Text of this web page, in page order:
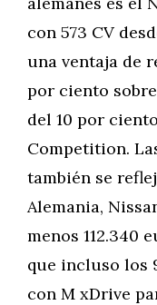
con 573 CV
una ventaja de
por ciento
del 10 por
Competition.
también se
Alemania,
menos 112.340
que incluso los
con M xDrive